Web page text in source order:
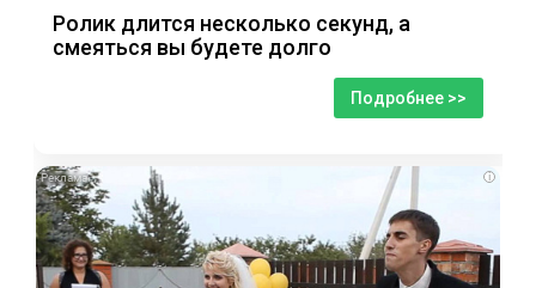
Ролик длится несколько секунд, а
смеяться вы будете долго
Подробнее >>
i